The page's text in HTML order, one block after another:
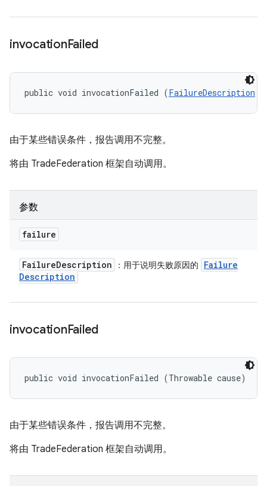
invocationFailed
public void invocationFailed (FailureDescription
由于某些错误条件，报告调用不完整。
将由 TradeFederation 框架自动调用。
参数
failure
FailureDescription ：用于说明失败原因的
Failure
Description
invocationFailed
public void invocationFailed (Throwable cause)
由于某些错误条件，报告调用不完整。
将由 TradeFederation 框架自动调用。